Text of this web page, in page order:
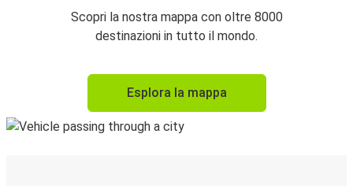
Scopri la nostra mappa con oltre 8000
destinazioni in tutto il mondo.
Esplora la mappa